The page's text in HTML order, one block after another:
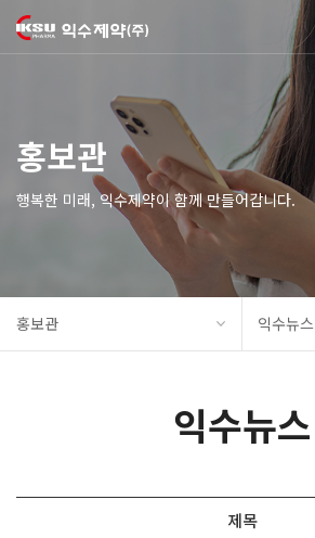
홍보관
행복한 미래, 익수제약이 함께 만들어갑니다.
홍보관 익수뉴스
익수뉴스
제목